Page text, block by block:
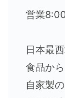
営業
日本最
食品か
自家製